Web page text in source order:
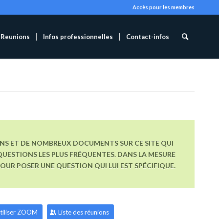
Accès pour les membres
Reunions Infos professionnelles Contact-infos
ET DE NOMBREUX DOCUMENTS SUR CE SITE QUI
LES PLUS FRÉQUENTES. DANS LA MESURE
POSER UNE QUESTION QUI LUI EST SPÉCIFIQUE.
ZOOM Liste des réunions